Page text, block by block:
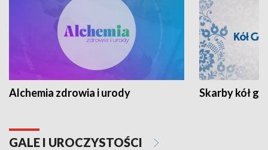
Alchemia zdrowia i urody Skarby kół
GALE I UROCZYSTOŚCI